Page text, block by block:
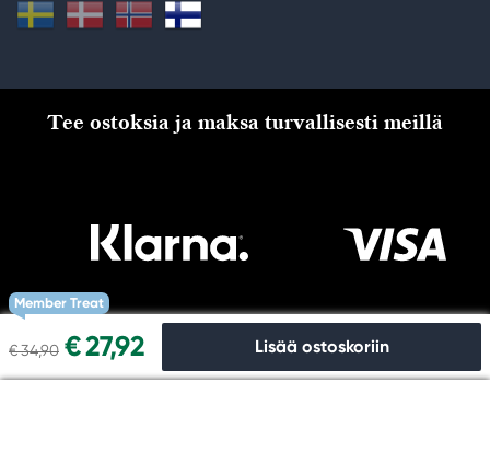
Member Treat
€ 34,90 € 27,92 Lisää ostoskoriin
Tee ostoksia ja maksa turvallisesti meillä